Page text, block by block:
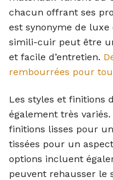
chacun offrant ses
est synonyme de
simili-cuir peut être
et facile d’entretien.
rembourrées pour
Les styles et finitions
également très
finitions lisses pour
tissées pour un
options incluent
peuvent rehausser le